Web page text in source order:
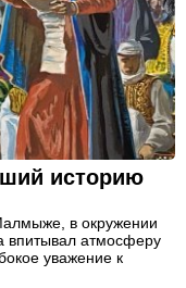
историю
в окружении
впитывал атмосферу
уважение к